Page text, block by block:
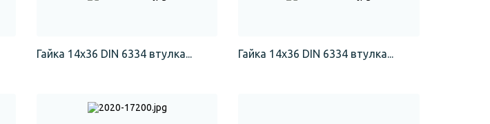
Гайка 14х36 DIN 6334 втулка... Гайка 14х36 DIN 6334 втулка...